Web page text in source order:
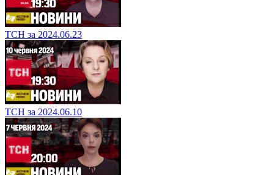
ТСН за 2024.06.23
ТСН за 2024.06.10